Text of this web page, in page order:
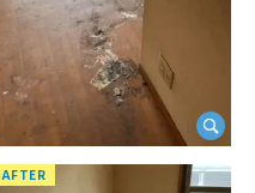
AFTER